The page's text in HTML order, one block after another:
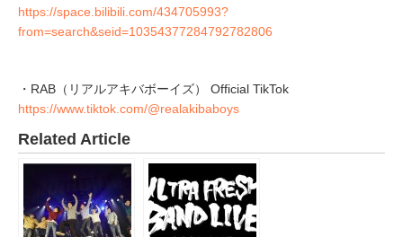
https://space.bilibili.com/434705993?
from=search&seid=10354377284792782806
・RAB（リアルアキバボーイズ） Official TikTok
https://www.tiktok.com/@realakibaboys
Related Article